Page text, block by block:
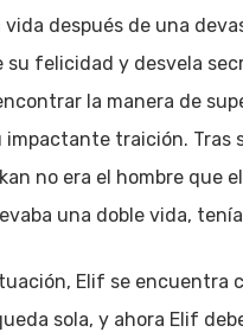
después de una
su felicidad y desvela
la manera de
traición.
no era el hombre que
una doble vida,
Elif se encuentra
sola, y ahora Elif